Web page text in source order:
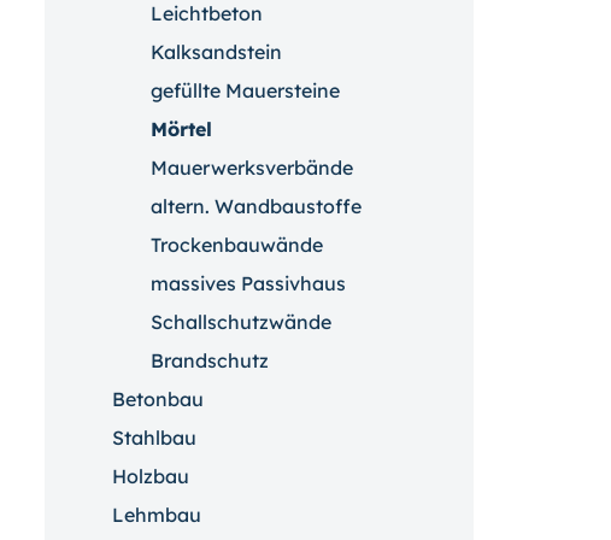
Leichtbeton
Kalksandstein
gefüllte Mauersteine
Mörtel
Mauerwerksverbände
altern. Wandbaustoffe
Trockenbauwände
massives Passivhaus
Schallschutzwände
Brandschutz
Betonbau
Stahlbau
Holzbau
Lehmbau